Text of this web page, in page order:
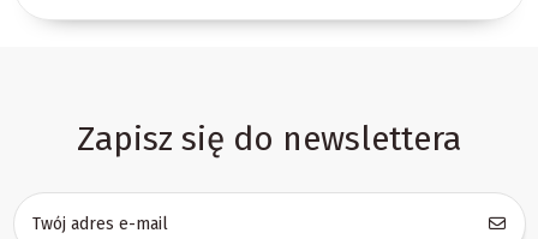
Zapisz się do newslettera